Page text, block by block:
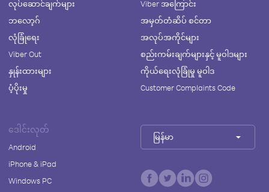
လုပ်ဆောင်ချက်များ
ဘလော့ဂ်
လုံခြုံရေး
Viber Out
နှုန်းထားများ
ပံ့ပိုးမှု
Viber အကြောင်း
အမှတ်တံဆိပ် စင်တာ
အလုပ်အကိုင်များ
စည်းကမ်းချက်များနှင့် မူဝါဒများ
ကိုယ်ရေးလုံခြုံမှု မူဝါဒ
Customer Complaints Code
ဒေါင်းလုတ်
Android
iPhone & iPad
Windows PC
မြန်မာ